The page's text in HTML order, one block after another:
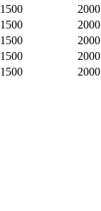
1500
2000
1500
2000
1500
2000
1500
2000
1500 2000